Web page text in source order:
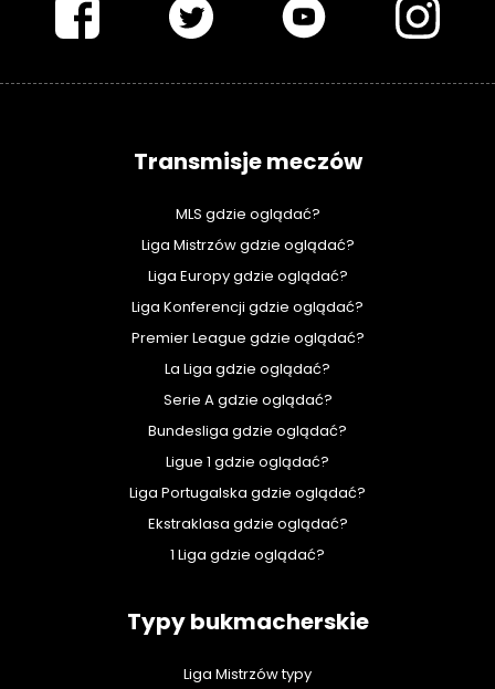
Transmisje meczów
MLS gdzie oglądać?
Liga Mistrzów gdzie oglądać?
Liga Europy gdzie oglądać?
Liga Konferencji gdzie oglądać?
Premier League gdzie oglądać?
La Liga gdzie oglądać?
Serie A gdzie oglądać?
Bundesliga gdzie oglądać?
Ligue 1 gdzie oglądać?
Liga Portugalska gdzie oglądać?
Ekstraklasa gdzie oglądać?
1 Liga gdzie oglądać?
Typy bukmacherskie
Liga Mistrzów typy